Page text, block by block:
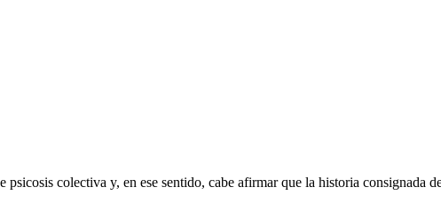
colectiva y, en ese sentido, cabe afirmar que la historia consignada